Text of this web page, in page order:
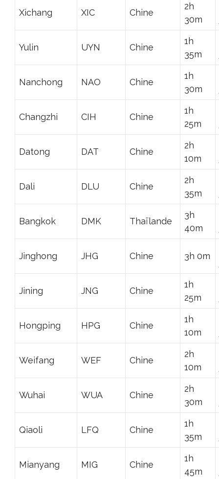
Xichang XIC Chine
2h
30m
Yulin UYN Chine
1h
35m
Nanchong NAO Chine
1h
30m
Changzhi CIH Chine
1h
25m
Datong DAT Chine
2h
10m
Dali DLU Chine
2h
35m
Bangkok DMK Thaïlande
3h
40m
Jinghong JHG Chine 3h 0m
Jining JNG Chine
1h
25m
Hongping HPG Chine
1h
10m
Weifang WEF Chine
2h
10m
Wuhai WUA Chine
2h
30m
Qiaoli LFQ Chine
1h
35m
Mianyang MIG Chine
1h
45m